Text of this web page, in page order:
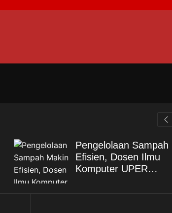
Pengelolaan Sampah
Efisien, Dosen Ilmu
Komputer UPER